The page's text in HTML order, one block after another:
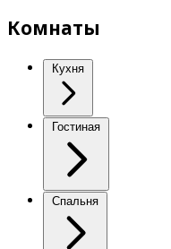
Комнаты
Кухня
Гостиная
Спальня